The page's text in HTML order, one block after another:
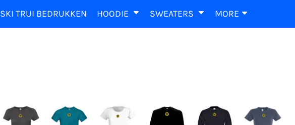
SKI TRUI BEDRUKKEN HOODIE SWEATERS MORE